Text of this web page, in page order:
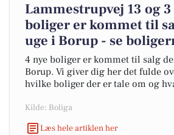
Lammestrupvej 13 og
boliger er kommet til
uge i Borup - se
4 nye boliger er kommet til salg
Borup. Vi giver dig her det fulde
hvilke boliger der er tale om og
Kilde: Boliga
Læs hele artiklen her